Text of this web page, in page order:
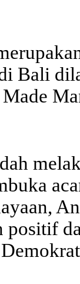
Bali
positif